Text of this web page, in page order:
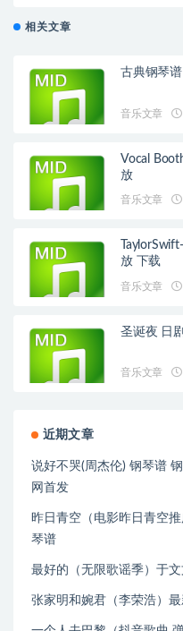
相关文章
古典钢琴
音乐文章
Vocal
放
音乐文章
放 下载
音乐文章
圣诞夜 日
音乐文章
近期文章
说好不哭(周杰伦) 钢琴谱
网首发
昨日青空（电影昨日青空
琴谱
最好的（无限歌谣季）于
张家明和婉君（李荣浩）